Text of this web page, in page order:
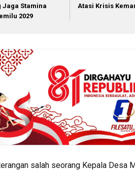
Jaga Stamina
2029
Atasi Krisis
salah seorang Kepala Desa